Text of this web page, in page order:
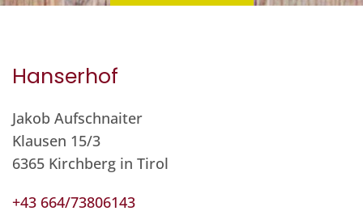
Hanserhof
Jakob Aufschnaiter
Klausen 15/3
6365 Kirchberg in Tirol
+43 664/73806143